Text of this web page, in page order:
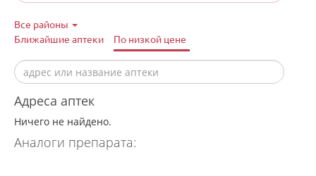
Все районы
Ближайшие аптеки
По низкой цене
Адреса аптек
Ничего не найдено.
Аналоги препарата: